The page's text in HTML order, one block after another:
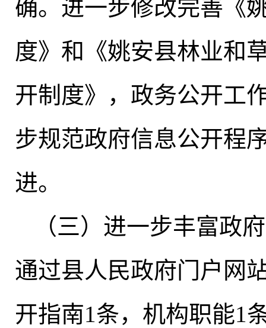
确。 进一步修改完善《
度》和《姚安县林业和
开制度》，政务公开工
步规范政府信息公开程
进。
（三）进一步丰富政
通过县人民政府门户网
开指南1条， 机构职能1